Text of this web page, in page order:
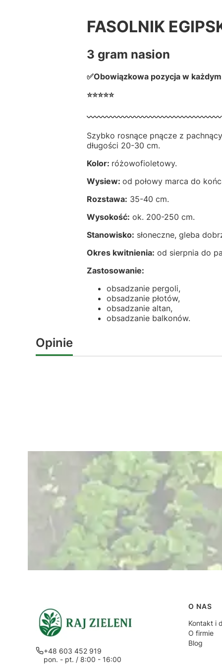
FASOLNIK
3 gram nasion
✅Obowiązkowa pozycja w
⭐⭐⭐⭐⭐
〰️〰️〰️〰️〰️〰️〰️〰️〰️〰️〰️〰️〰️〰️〰️〰️〰️
Szybko rosnące pnącze z
długości 20-30 cm.
Kolor: różowofioletowy.
Wysiew: od połowy marca do
Rozstawa: 35-40 cm.
Wysokość: ok. 200-250 cm.
Stanowisko: słoneczne, gleba
Okres kwitnienia: od sierpnia do
Zastosowanie:
obsadzanie pergoli,
obsadzanie płotów,
obsadzanie altan,
obsadzanie balkonów.
Opinie
+48 603 452 919
pon. - pt. / 8:00 - 16:00
Linki
O NAS
Kontakt i
O firmie
Blog